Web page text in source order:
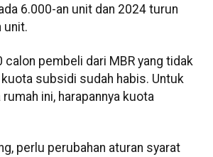
6.000-an unit dan 2024 turun
unit.
calon pembeli dari MBR yang tidak
subsidi sudah habis. Untuk
ini, harapannya kuota
perlu perubahan aturan syarat